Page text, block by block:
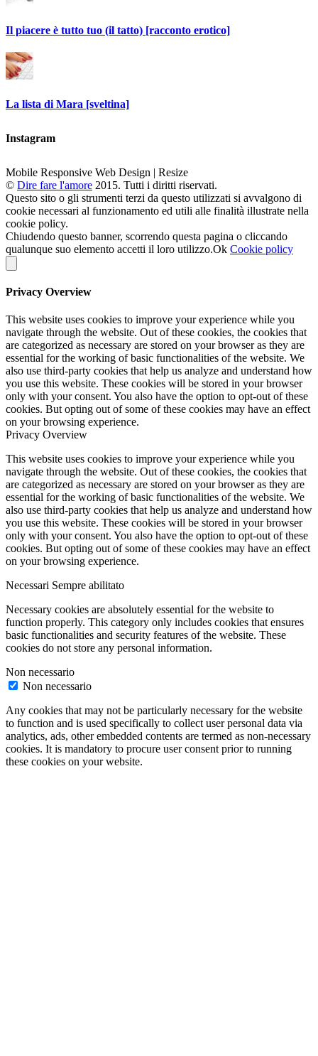
Il piacere è tutto tuo (il tatto) [racconto erotico]
La lista di Mara [sveltina]
Instagram
Mobile Responsive Web Design | Resize
© Dire fare l'amore 2015. Tutti i diritti riservati.
Questo sito o gli strumenti terzi da questo utilizzati si avvalgono di
cookie necessari al funzionamento ed utili alle finalità illustrate nella
cookie policy.
Chiudendo questo banner, scorrendo questa pagina o cliccando
qualunque suo elemento accetti il loro utilizzo.Ok Cookie policy
Privacy Overview
This website uses cookies to improve your experience while you
navigate through the website. Out of these cookies, the cookies that
are categorized as necessary are stored on your browser as they are
essential for the working of basic functionalities of the website. We
also use third-party cookies that help us analyze and understand how
you use this website. These cookies will be stored in your browser
only with your consent. You also have the option to opt-out of these
cookies. But opting out of some of these cookies may have an effect
on your browsing experience.
Privacy Overview
This website uses cookies to improve your experience while you
navigate through the website. Out of these cookies, the cookies that
are categorized as necessary are stored on your browser as they are
essential for the working of basic functionalities of the website. We
also use third-party cookies that help us analyze and understand how
you use this website. These cookies will be stored in your browser
only with your consent. You also have the option to opt-out of these
cookies. But opting out of some of these cookies may have an effect
on your browsing experience.
Necessari Sempre abilitato
Necessary cookies are absolutely essential for the website to
function properly. This category only includes cookies that ensures
basic functionalities and security features of the website. These
cookies do not store any personal information.
Non necessario
Non necessario
Any cookies that may not be particularly necessary for the website
to function and is used specifically to collect user personal data via
analytics, ads, other embedded contents are termed as non-necessary
cookies. It is mandatory to procure user consent prior to running
these cookies on your website.